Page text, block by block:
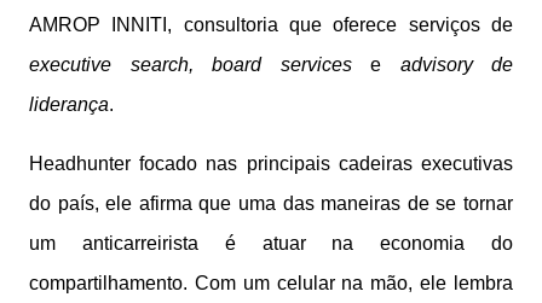
AMROP INNITI, consultoria que oferece serviços de
executive search, board services e advisory de
liderança.
Headhunter focado nas principais cadeiras executivas
do país, ele afirma que uma das maneiras de se tornar
um anticarreirista é atuar na economia do
compartilhamento. Com um celular na mão, ele lembra